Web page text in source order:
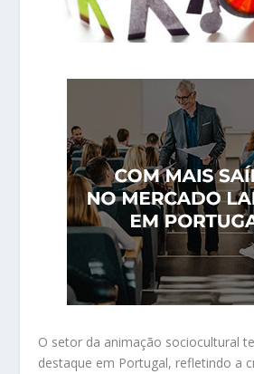
O setor da animação sociocultural
destaque em Portugal, refletindo a